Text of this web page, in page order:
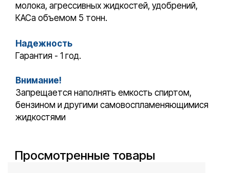
молока, агрессивных жидкостей, удобрений,
КАСа объемом 5 тонн.
Надежность
Гарантия - 1 год.
Внимание!
Запрещается наполнять емкость спиртом,
бензином и другими самовоспламеняющимися
жидкостями
Просмотренные товары